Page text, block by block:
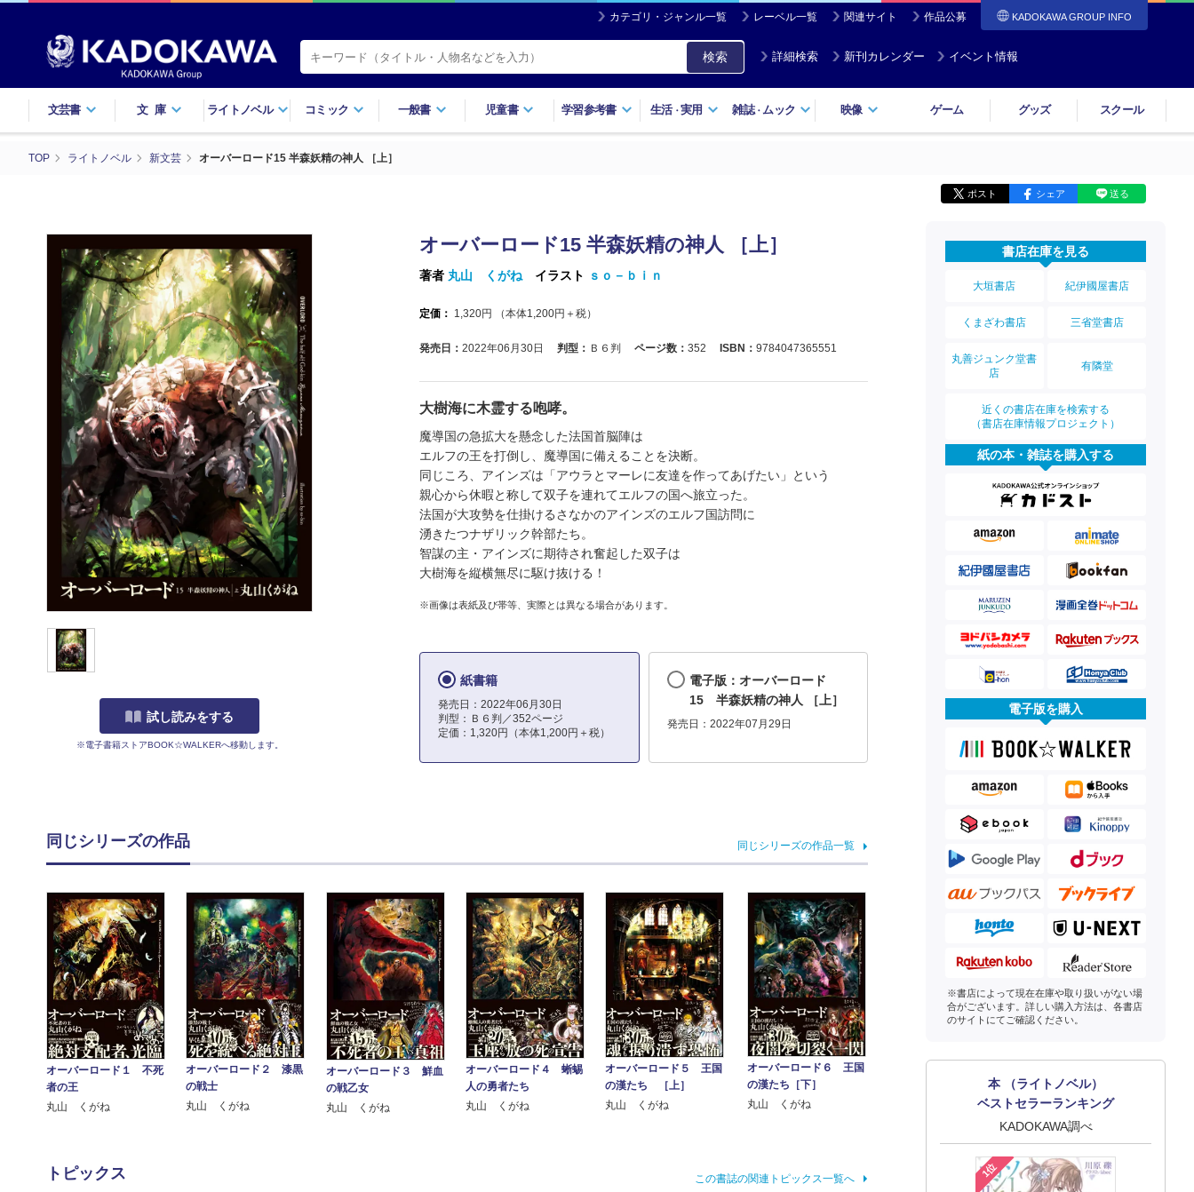
カテゴリ・ジャンル一覧 レーベル一覧 関連サイト 作品公募 KADOKAWA GROUP INFO
検索 詳細検索 新刊カレンダー イベント情報
文芸書 文庫 ライトノベル コミック 一般書 児童書 学習参考書 生活・実用 雑誌・ ムック 映像 ゲーム グッズ スクール
TOP ライトノベル 新文芸 オーバーロード15 半森妖精の神人 ［上］
ポスト シェア 送る
試し読みをする
※電子書籍ストアBOOK☆WALKERへ移動します。
オーバーロード15 半森妖精の神人 ［上］
著者 丸山 くがね イラスト ｓｏ－ｂｉｎ
定価： 1,320円 （本体1,200円＋税）
発売日： 2022年06月30日 判型： Ｂ６判 ページ数： 352 ISBN： 9784047365551
大樹海に木霊する咆哮。
魔導国の急拡大を懸念した法国首脳陣は
エルフの王を打倒し、魔導国に備えることを決断。
同じころ、アインズは「アウラとマーレに友達を作ってあげたい」という
親心から休暇と称して双子を連れてエルフの国へ旅立った。
法国が大攻勢を仕掛けるさなかのアインズのエルフ国訪問に
湧きたつナザリック幹部たち。
智謀の主・アインズに期待され奮起した双子は
大樹海を縦横無尽に駆け抜ける！
※画像は表紙及び帯等、実際とは異なる場合があります。
紙書籍
発売日：2022年06月30日
判型：Ｂ６判／352ページ
定価：1,320円（本体1,200円＋税）
電子版：オーバーロード
15 半森妖精の神人 ［上］
発売日：2022年07月29日
同じシリーズの作品 同じシリーズの作品一覧
オーバーロード１ 不死
者の王
丸山 くがね
オーバーロード２ 漆黒
の戦士
丸山 くがね
オーバーロード３ 鮮血
の戦乙女
丸山 くがね
オーバーロード４ 蜥蜴
人の勇者たち
丸山 くがね
オーバーロード５ 王国
の漢たち ［上］
丸山 くがね
オーバーロード６ 王国
の漢たち［下］
丸山 くがね
トピックス この書誌の関連トピックス一覧へ
書店在庫を見る
大垣書店 紀伊國屋書店
くまざわ書店 三省堂書店
丸善ジュンク堂書
店
有隣堂
近くの書店在庫を検索する
（書店在庫情報プロジェクト）
紙の本・雑誌を購入する
電子版を購入
※書店によって現在在庫や取り扱いがない場
合がございます。詳しい購入方法は、各書店
のサイトにてご確認ください。
本 （ライトノベル）
ベストセラーランキング
KADOKAWA調べ
1位